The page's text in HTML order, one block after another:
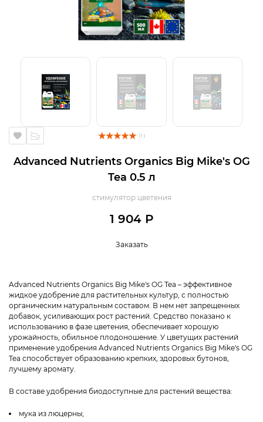
( 1 )
Advanced Nutrients Organics Big Mike's OG
Tea 0.5 л
стимулятор цветения
1 904 Р
Заказать
Advanced Nutrients Organics Big Mike's OG Tea – эффективное
жидкое удобрение для растительных культур, с полностью
органическим натуральным составом. В нем нет запрещенных
добавок, усиливающих рост растений. Средство показано к
использованию в фазе цветения, обеспечивает хорошую
урожайность, обильное плодоношение. У цветущих растений
применение удобрения Advanced Nutrients Organics Big Mike's OG
Tea способствует образованию крепких, здоровых бутонов,
лучшему аромату.
В составе удобрения биодоступные для растений вещества:
мука из люцерны;